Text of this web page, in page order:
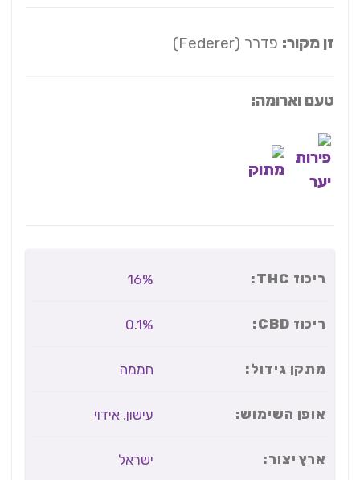
זן מקור:פדרר (Federer)
טעם וארומה:
ריכוז THC: 16%
ריכוז CBD: 0.1%
מתקן גידול: חממה
אופן השימוש: עישון,אידוי
ארץ יצור: ישראל